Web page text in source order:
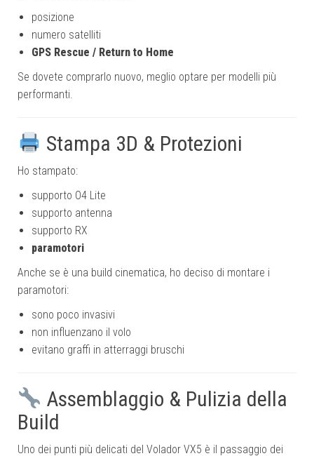
posizione
numero satelliti
GPS Rescue / Return to Home
Se dovete comprarlo nuovo, meglio optare per modelli più
performanti.
Stampa 3D & Protezioni
Ho stampato:
supporto O4 Lite
supporto antenna
supporto RX
paramotori
Anche se è una build cinematica, ho deciso di montare i
paramotori:
sono poco invasivi
non influenzano il volo
evitano graffi in atterraggi bruschi
Assemblaggio & Pulizia della
Build
Uno dei punti più delicati del Volador VX5 è il passaggio dei